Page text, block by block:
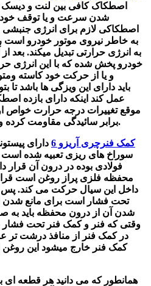
اصطکاک کافی بین لنت و
شدن سرعت و یا توقف
اصطکاکی لازم برای انرژی
به خاطر نیروی موتور خودرو است
به انرژی حرارتی تبدیل میکند. بعد
خودرو پخش شده که با این انرژی
و یا از حرکت خود کاسته
عمل کند اینکه دارای بازده
موقع تغییرات درجه حرارت خواص
برابر سائیدگی مقاومت کرده و قطعه کاسه ترمز صدمه نزند.
کمک فنرچری آریزو 6
دارای
سوراخ های ریزی تعبیه شده
فولادی بوده در درون آن قرار
محفظه فلزی پراز روغن است
داخل این سیال حرکت می کند. پس
شدن آن از درون محفظه باید
وقتی که فنر و کمک فنر تحت
در کمک فنر از منافذ درشت تر
کمک فنر خارج میشود این روغن
همانطور که می دانید هر قطعه